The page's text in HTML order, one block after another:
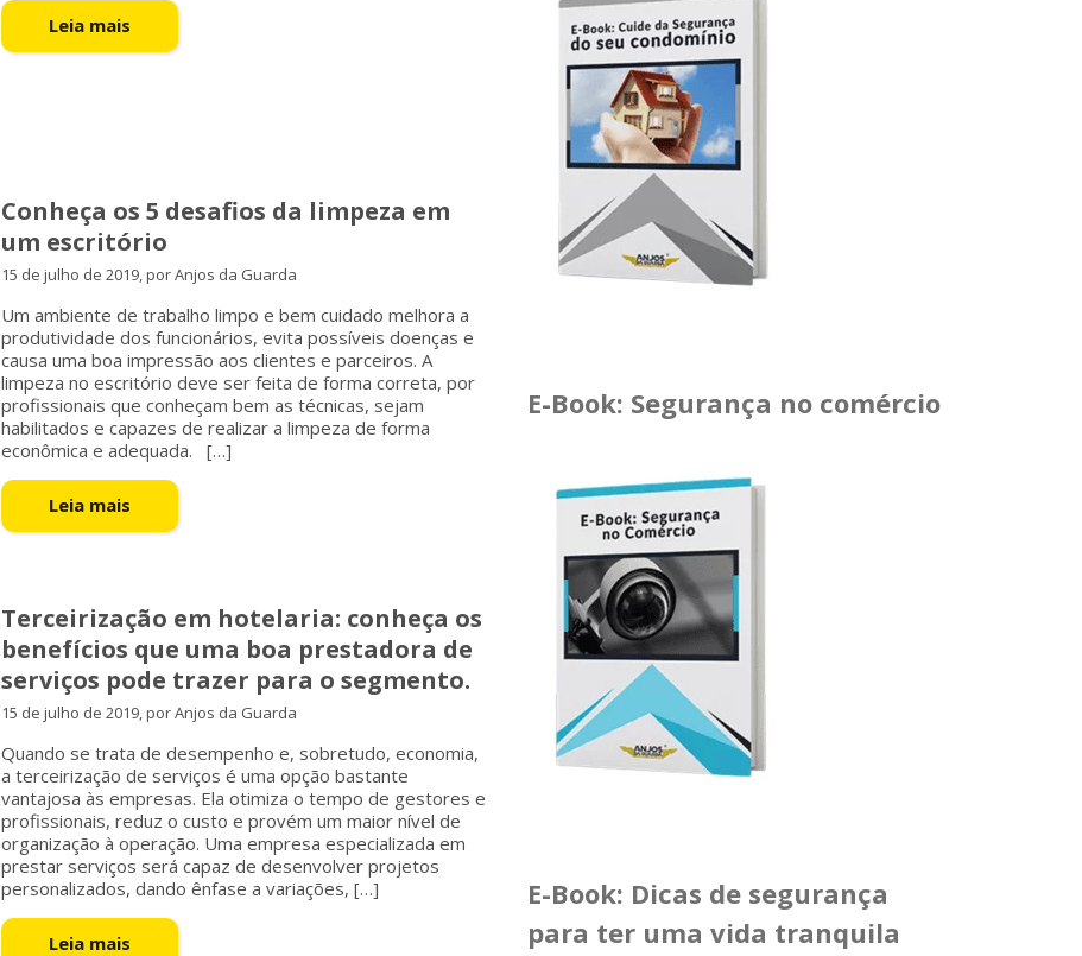
Leia mais
Conheça os 5 desafios da limpeza em
um escritório
15 de julho de 2019, por Anjos da Guarda
Um ambiente de trabalho limpo e bem cuidado melhora a
produtividade dos funcionários, evita possíveis doenças e
causa uma boa impressão aos clientes e parceiros. A
limpeza no escritório deve ser feita de forma correta, por
profissionais que conheçam bem as técnicas, sejam
habilitados e capazes de realizar a limpeza de forma
econômica e adequada. […]
Leia mais
Terceirização em hotelaria: conheça os
benefícios que uma boa prestadora de
serviços pode trazer para o segmento.
15 de julho de 2019, por Anjos da Guarda
Quando se trata de desempenho e, sobretudo, economia,
a terceirização de serviços é uma opção bastante
vantajosa às empresas. Ela otimiza o tempo de gestores e
profissionais, reduz o custo e provém um maior nível de
organização à operação. Uma empresa especializada em
prestar serviços será capaz de desenvolver projetos
personalizados, dando ênfase a variações, […]
Leia mais
E-Book: Segurança no comércio
E-Book: Dicas de segurança
para ter uma vida tranquila